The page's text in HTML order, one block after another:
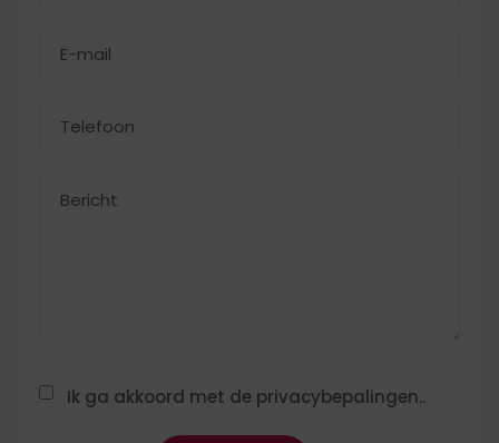
Ik ga akkoord met de privacybepalingen..